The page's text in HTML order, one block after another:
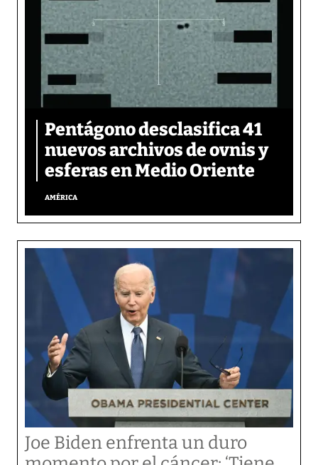
Pentágono desclasifica 41
nuevos archivos de ovnis y
esferas en Medio Oriente
AMÉRICA
Joe Biden enfrenta un duro